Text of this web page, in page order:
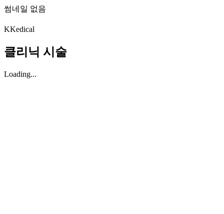
썸네일 없음
KKedical
클리닉 시술
Loading...